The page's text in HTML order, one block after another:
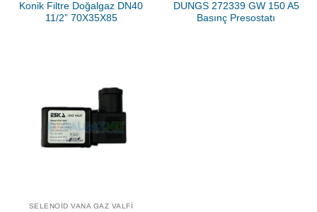
Konik Filtre Doğalgaz DN40
11/2” 70X35X85
DUNGS 272339 GW 150 A5
Basınç Presostatı
SELENOID VANA GAZ VALFI